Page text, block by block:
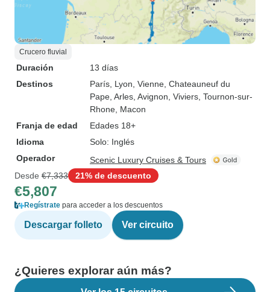
Crucero fluvial
Duración
13 días
Destinos
París , Lyon , Vienne , Chateauneuf du
Pape , Arles , Avignon , Viviers , Tournon-sur-
Rhone , Macon
Franja de edad
Edades 18+
Idioma
Solo: Inglés
Operador
Scenic Luxury Cruises & Tours
Desde €7,333 21% de descuento
€5,807
Regístrate para acceder a los descuentos
Descargar folleto Ver circuito
¿Quieres explorar aún más?